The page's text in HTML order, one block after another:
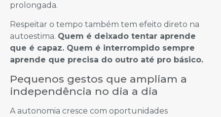
prolongada.
Respeitar o tempo também tem efeito direto na
autoestima. Quem é deixado tentar aprende
que é capaz. Quem é interrompido sempre
aprende que precisa do outro até pro básico.
Pequenos gestos que ampliam a
independência no dia a dia
A autonomia cresce com oportunidades